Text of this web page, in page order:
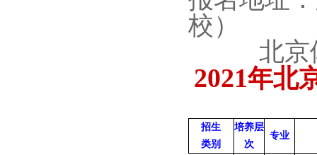
校）
北京
2021年北
招生
类别
培养层
次
专业